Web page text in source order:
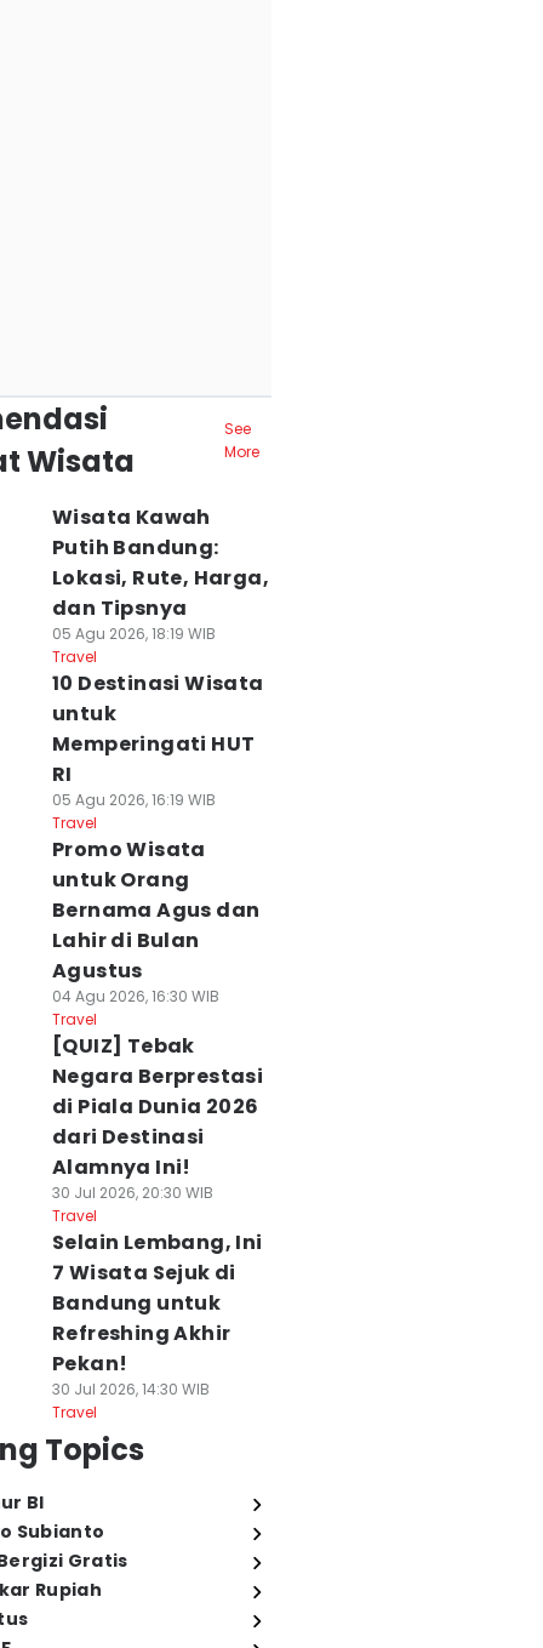
Wisata
See
More
Wisata Kawah
Putih Bandung:
Lokasi, Rute, Harga,
dan Tipsnya
05 Agu 2026, 18:19 WIB
Travel
10 Destinasi Wisata
untuk
Memperingati HUT
RI
05 Agu 2026, 16:19 WIB
Travel
Promo Wisata
untuk Orang
Bernama Agus dan
Lahir di Bulan
Agustus
04 Agu 2026, 16:30 WIB
Travel
[QUIZ] Tebak
Negara Berprestasi
di Piala Dunia 2026
dari Destinasi
Alamnya Ini!
30 Jul 2026, 20:30 WIB
Travel
Selain Lembang, Ini
7 Wisata Sejuk di
Bandung untuk
Refreshing Akhir
Pekan!
30 Jul 2026, 14:30 WIB
Travel
Topics
BI
Subianto
Gratis
Rupiah